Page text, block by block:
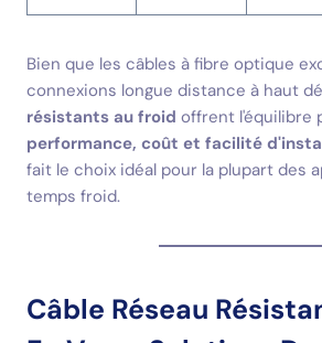
Bien que les câbles à fibre optique
connexions longue distance à haut
résistants au froid offrent l'équilibre
performance, coût et facilité
fait le choix idéal pour la plupart des
temps froid.
Câble Réseau